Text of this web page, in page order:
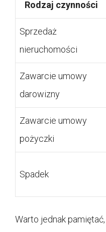
Rodzaj czynności
Sprzedaż
nieruchomości
Zawarcie umowy
darowizny
Zawarcie umowy
pożyczki
Spadek
Warto jednak